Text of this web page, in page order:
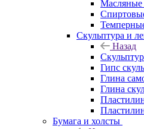
Масляные
Скульптура и
Назад
Гипс
Глина
Глина
Бумага и холсты